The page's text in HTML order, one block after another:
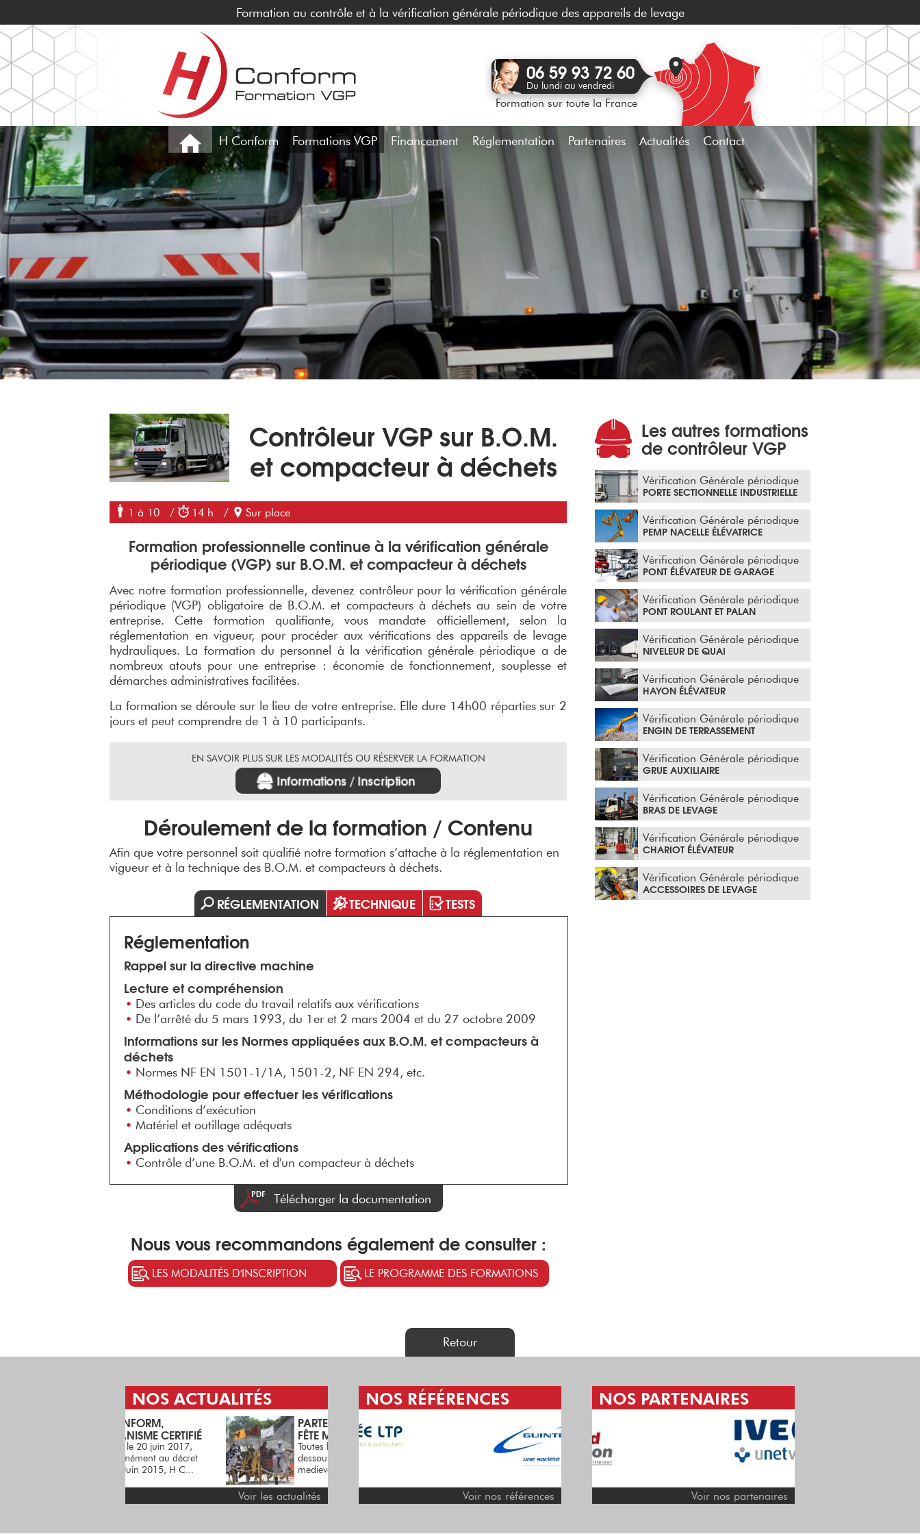
Formation au contrôle et à la vérification générale périodique des appareils de levage
06 59 93 72 60
Du lundi au vendredi
Formation sur toute la France
H Conform Formations VGP Financement Réglementation Partenaires Actualités Contact
Contrôleur VGP sur B.O.M.
et compacteur à déchets
1 à 10 / 14 h / Sur place
Formation professionnelle continue à la vérification générale
périodique (VGP) sur B.O.M. et compacteur à déchets
Avec notre formation professionnelle, devenez contrôleur pour la vérification générale
périodique (VGP) obligatoire de B.O.M. et compacteurs à déchets au sein de votre
entreprise. Cette formation qualifiante, vous mandate officiellement, selon la
réglementation en vigueur, pour procéder aux vérifications des appareils de levage
hydrauliques. La formation du personnel à la vérification générale périodique a de
nombreux atouts pour une entreprise : économie de fonctionnement, souplesse et
démarches administratives facilitées.
La formation se déroule sur le lieu de votre entreprise. Elle dure 14h00 réparties sur 2
jours et peut comprendre de 1 à 10 participants.
EN SAVOIR PLUS SUR LES MODALITÉS OU RÉSERVER LA FORMATION
Informations / Inscription
Déroulement de la formation / Contenu
Afin que votre personnel soit qualifié notre formation s’attache à la réglementation en
vigueur et à la technique des B.O.M. et compacteurs à déchets.
RÉGLEMENTATION TECHNIQUE TESTS
Réglementation
Rappel sur la directive machine
Lecture et compréhension
Des articles du code du travail relatifs aux vérifications
De l’arrêté du 5 mars 1993, du 1er et 2 mars 2004 et du 27 octobre 2009
Informations sur les Normes appliquées aux B.O.M. et compacteurs à
déchets
Normes NF EN 1501-1/1A, 1501-2, NF EN 294, etc.
Méthodologie pour effectuer les vérifications
Conditions d’exécution
Matériel et outillage adéquats
Applications des vérifications
Contrôle d’une B.O.M. et d'un compacteur à déchets
Télécharger la documentation
Nous vous recommandons également de consulter :
LES MODALITÉS D'INSCRIPTION LE PROGRAMME DES FORMATIONS
Les autres formations
de contrôleur VGP
Vérification Générale périodique
PORTE SECTIONNELLE INDUSTRIELLE
Vérification Générale périodique
PEMP NACELLE ÉLÉVATRICE
Vérification Générale périodique
PONT ÉLÉVATEUR DE GARAGE
Vérification Générale périodique
PONT ROULANT ET PALAN
Vérification Générale périodique
NIVELEUR DE QUAI
Vérification Générale périodique
HAYON ÉLÉVATEUR
Vérification Générale périodique
ENGIN DE TERRASSEMENT
Vérification Générale périodique
GRUE AUXILIAIRE
Vérification Générale périodique
BRAS DE LEVAGE
Vérification Générale périodique
CHARIOT ÉLÉVATEUR
Vérification Générale périodique
ACCESSOIRES DE LEVAGE
Retour
NOS ACTUALITÉS
PARTENAIRE DE LA
FÊTE MÉDIÉVALE
Toutes les informations ci-
dessous : http://www.fete-
medieval...
Voir les actualités
NOS RÉFÉRENCES
Voir nos références
NOS PARTENAIRES
Voir nos partenaires